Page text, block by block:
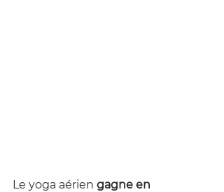
Le yoga aérien gagne en